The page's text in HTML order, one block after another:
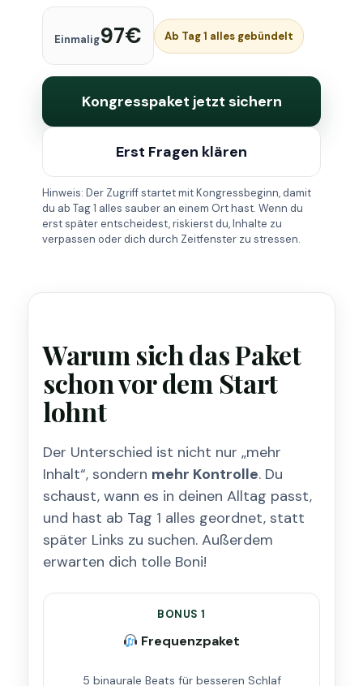
Einmalig97€ Ab Tag 1 alles gebündelt
Kongresspaket jetzt sichern
Erst Fragen klären
Hinweis: Der Zugriff startet mit Kongressbeginn, damit
du ab Tag 1 alles sauber an einem Ort hast. Wenn du
erst später entscheidest, riskierst du, Inhalte zu
verpassen oder dich durch Zeitfenster zu stressen.
Warum sich das Paket
schon vor dem Start
lohnt
Der Unterschied ist nicht nur „mehr
Inhalt“, sondern mehr Kontrolle. Du
schaust, wann es in deinen Alltag passt,
und hast ab Tag 1 alles geordnet, statt
später Links zu suchen. Außerdem
erwarten dich tolle Boni!
BONUS 1
Frequenzpaket
5 binaurale Beats für besseren Schlaf